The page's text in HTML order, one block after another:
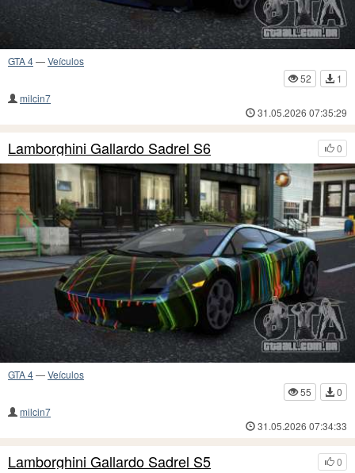
GTA 4—Veículos
52
1
milcin7
31.05.2026 07:35:29
0
Lamborghini Gallardo Sadrel S6
GTA 4—Veículos
55
0
milcin7
31.05.2026 07:34:33
0
Lamborghini Gallardo Sadrel S5